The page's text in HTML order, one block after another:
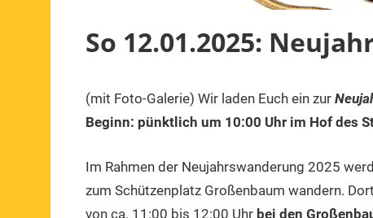
So 12.01.2025:
2.
Januar
1.
Vorsitzender
Veranstaltung
(mit Foto-Galerie) Wir laden Euch ein zur
Beginn: pünktlich um 10:00 Uhr im Hof des
Im Rahmen der Neujahrswanderung 2025
zum Schützenplatz Großenbaum wandern.
von ca. 11:00 bis 12:00 Uhrbei den